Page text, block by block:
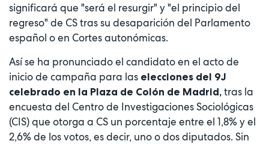
significará que "será el resurgir" y "el principio del
regreso" de CS tras su desaparición del Parlamento
español o en Cortes autonómicas.
Así se ha pronunciado el candidato en el acto de
inicio de campaña para las elecciones del 9J
celebrado en la Plaza de Colón de Madrid, tras la
encuesta del Centro de Investigaciones Sociológicas
(CIS) que otorga a CS un porcentaje entre el 1,8% y el
2,6% de los votos, es decir, uno o dos diputados. Sin